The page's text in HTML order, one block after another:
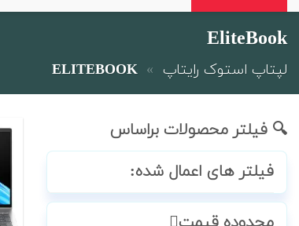
EliteBook
لپتاپ استوک رایتاپ »
ELITEBOOK
🔍 فیلتر محصولات براساس
فیلتر های اعمال شده: